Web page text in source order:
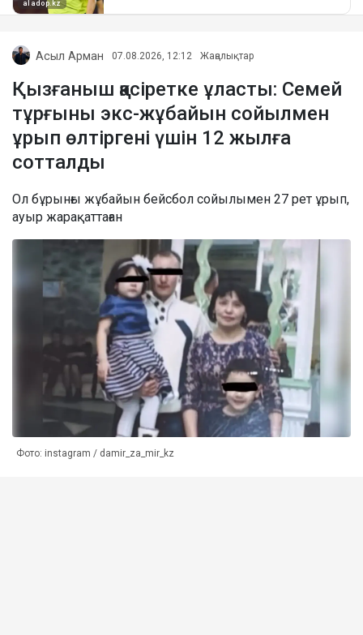
Асыл Арман 07.08.2026, 12:12 Жаңалықтар
Қызғаныш қасіретке ұласты: Семей
тұрғыны экс-жұбайын сойылмен
ұрып өлтіргені үшін 12 жылға
сотталды
Ол бұрынғы жұбайын бейсбол сойылымен 27 рет ұрып,
ауыр жарақаттаған
Фото: instagram / damir_za_mir_kz